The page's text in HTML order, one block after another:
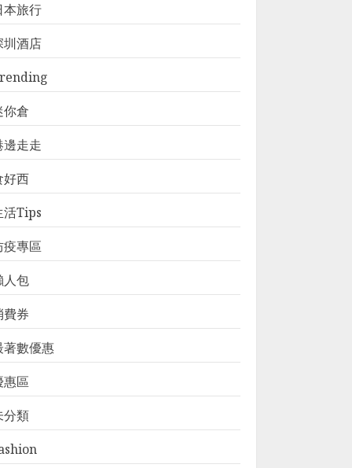
本旅行
圳酒店
你倉
邊走走
好西
活Tips
疫專區
人包
費券
著數優惠
惠區
分類